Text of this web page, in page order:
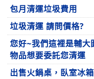
包月清運垃圾費用
垃圾清運 請問價格?
您好~我們這裡是輔
物品想要委託您清運
出售火鍋桌，臥室冰